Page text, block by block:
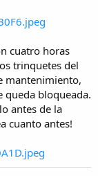
cuatro horas
trinquetes del
mantenimiento,
queda bloqueada.
antes de la
cuanto antes!